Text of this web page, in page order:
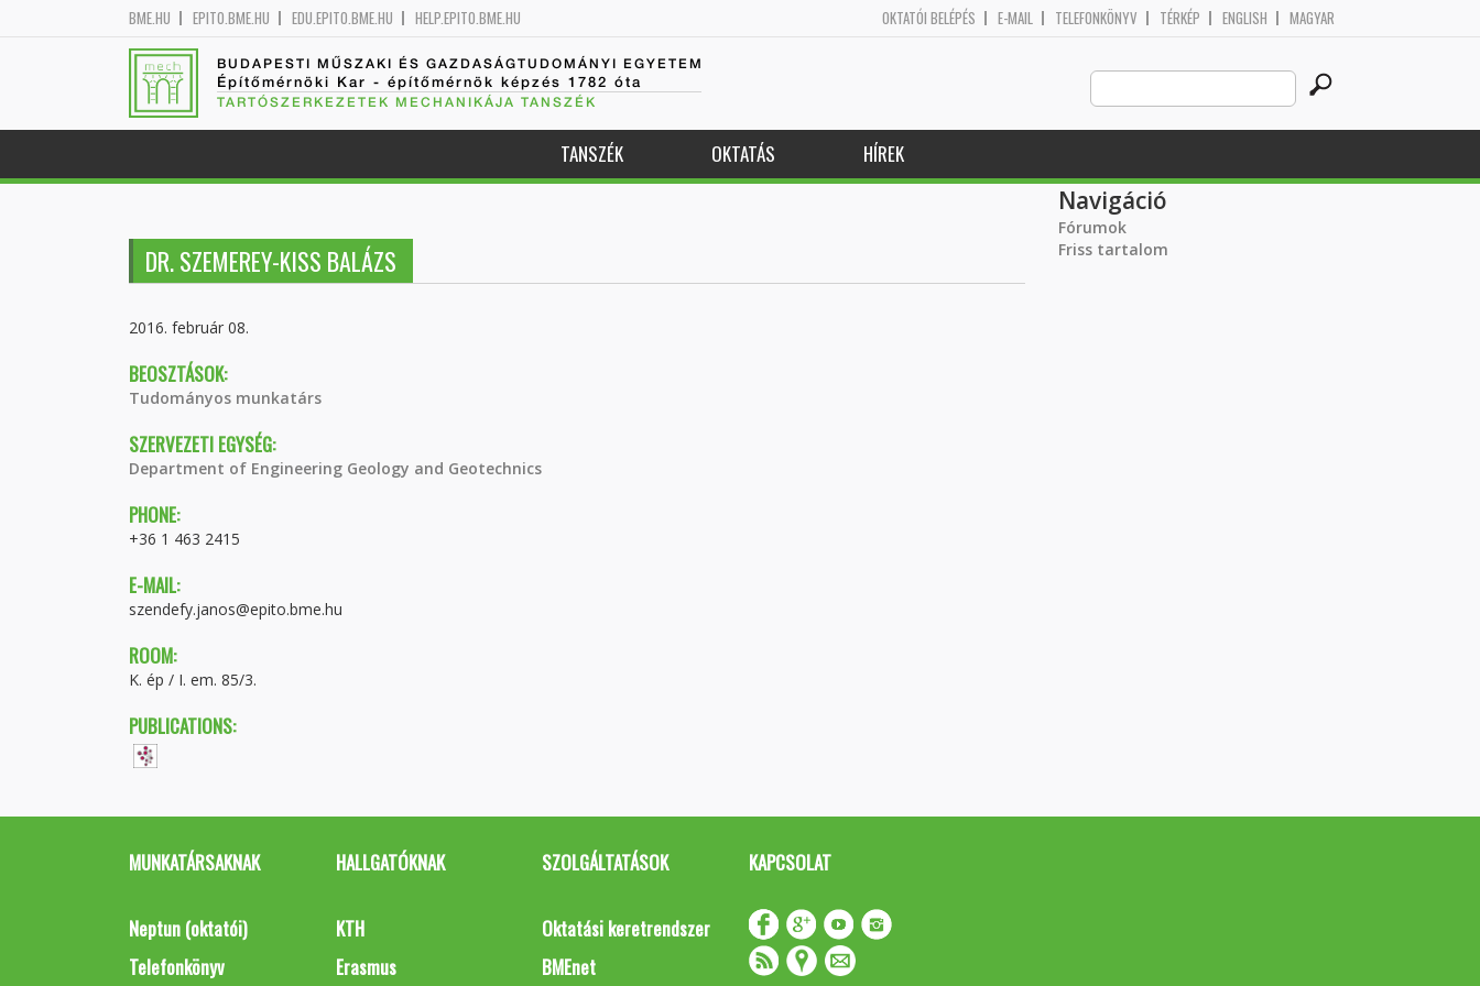
BME.HU EPITO.BME.HU EDU.EPITO.BME.HU HELP.EPITO.BME.HU OKTATÓI BELÉPÉS E-MAIL TELEFONKÖNYV TÉRKÉP ENGLISH MAGYAR
BUDAPESTI MŰSZAKI ÉS GAZDASÁGTUDOMÁNYI EGYETEM
Építőmérnöki Kar - építőmérnök képzés 1782 óta
TARTÓSZERKEZETEK MECHANIKÁJA TANSZÉK
Search
this
site
TANSZÉK OKTATÁS HÍREK
DR. SZEMEREY-KISS BALÁZS
2016. február 08.
BEOSZTÁSOK:
Tudományos munkatárs
SZERVEZETI EGYSÉG:
Department of Engineering Geology and Geotechnics
PHONE:
+36 1 463 2415
E-MAIL:
szendefy.janos@epito.bme.hu
ROOM:
K. ép / I. em. 85/3.
PUBLICATIONS:
Navigáció
Fórumok
Friss tartalom
MUNKATÁRSAKNAK
Neptun (oktatói)
Telefonkönyv
HALLGATÓKNAK
KTH
Erasmus
SZOLGÁLTATÁSOK
Oktatási keretrendszer
BMEnet
KAPCSOLAT